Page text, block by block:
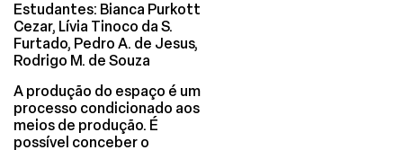
Estudantes: Bianca Purkott
Cezar, Lívia Tinoco da S.
Furtado, Pedro A. de Jesus,
Rodrigo M. de Souza
A produção do espaço é um
processo condicionado aos
meios de produção. É
possível conceber o